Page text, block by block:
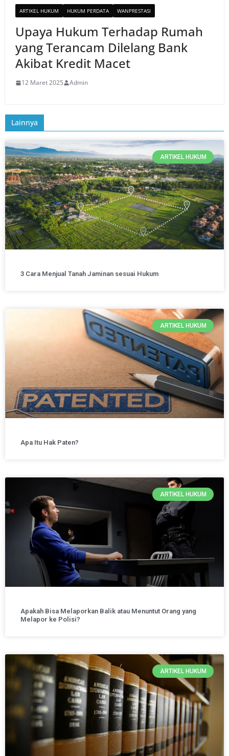
ARTIKEL HUKUM HUKUM PERDATA WANPRESTASI
Upaya Hukum Terhadap Rumah
yang Terancam Dilelang Bank
Akibat Kredit Macet
12 Maret 2025 Admin
Lainnya
ARTIKEL HUKUM
3 Cara Menjual Tanah Jaminan sesuai Hukum
ARTIKEL HUKUM
Apa Itu Hak Paten?
ARTIKEL HUKUM
Apakah Bisa Melaporkan Balik atau Menuntut Orang yang
Melapor ke Polisi?
ARTIKEL HUKUM